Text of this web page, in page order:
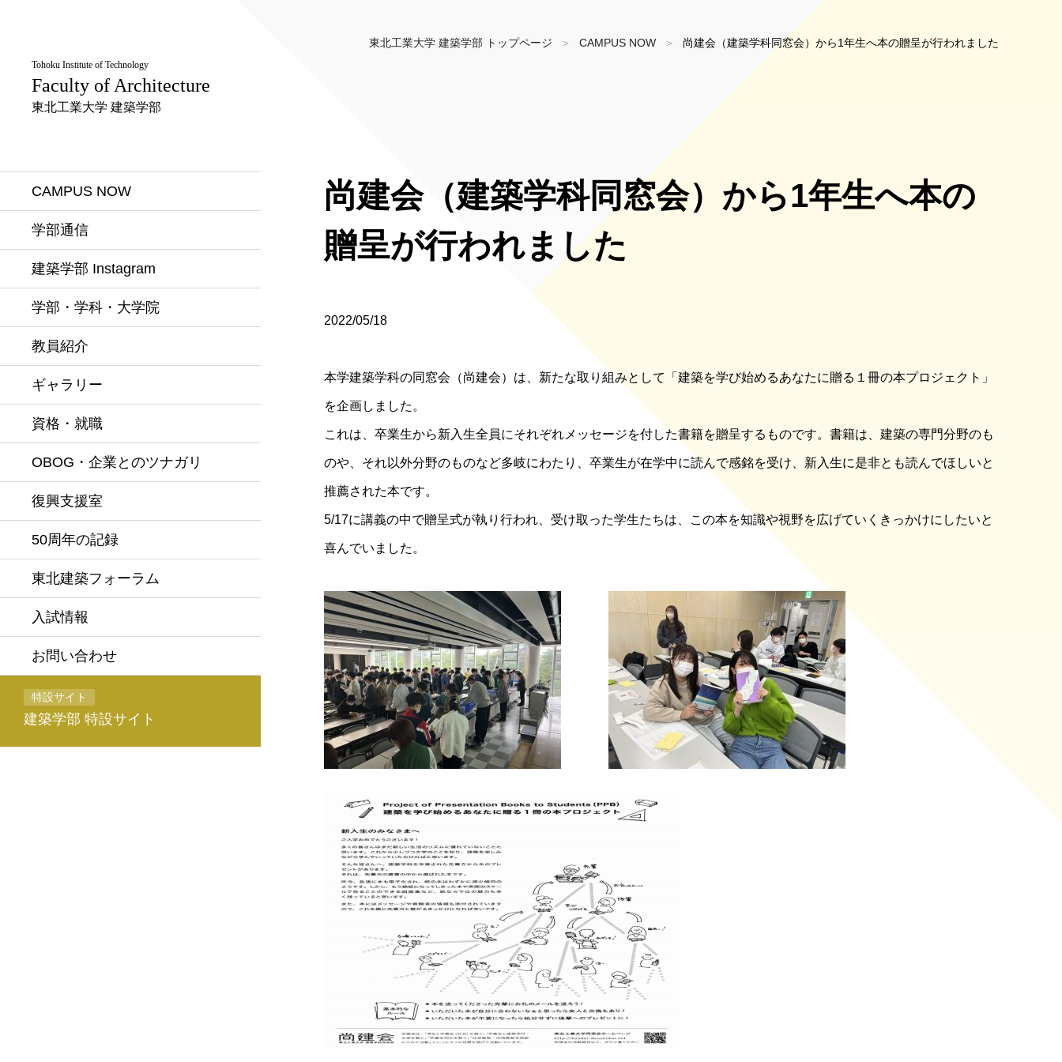
Tohoku Institute of Technology
Faculty of Architecture
東北工業大学 建築学部
CAMPUS NOW
学部通信
建築学部 Instagram
学部・学科・大学院
教員紹介
ギャラリー
資格・就職
OBOG・企業とのツナガリ
復興支援室
50周年の記録
東北建築フォーラム
入試情報
お問い合わせ
特設サイト
建築学部 特設サイト
東北工業大学 建築学部 トップページ CAMPUS NOW 尚建会（建築学科同窓会）から1年生へ本の贈呈が行われました
尚建会（建築学科同窓会）から1年生へ本の
贈呈が行われました
2022/05/18
本学建築学科の同窓会（尚建会）は、新たな取り組みとして 「建築を学び始めるあなたに贈る１冊の本プロジェクト」
を企画しました。
これは、卒業生から新入生全員にそれぞれメッセージを付した書籍を贈呈するものです。書籍は、建築の専門分野のも
のや、それ以外分野のものなど多岐にわたり、卒業生が在学中に読んで感銘を受け、新入生に是非とも読んでほしいと
推薦された本です。
5/17に講義の中で贈呈式が執り行われ、受け取った学生たちは、この本を知識や視野を広げていくきっかけにしたいと
喜んでいました 。